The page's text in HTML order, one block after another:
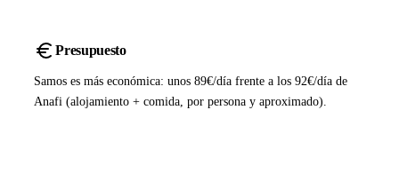
Presupuesto
Samos es más económica: unos 89€/día frente a los 92€/día de
Anafi (alojamiento + comida, por persona y aproximado).